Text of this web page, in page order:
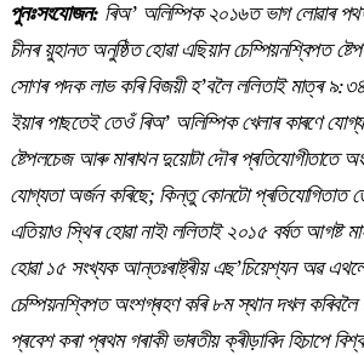
পুনঃসংযোজন: ৰিঅ’ অলিম্পিক ২০১৬ত ভাগ লোৱাৰ
চীনৰ য়ুহানত অনুষ্ঠিত হোৱা এছিয়ান চেম্পিয়নশ্বিপত
সোণৰ পদক লাভ কৰি বিজয়ী হ’বলৈ ললিতাই মাত্ৰ
ইয়াৰ পাছতেই তেওঁ ৰিঅ’ অলিম্পিক খেলাৰ কাৰণে
ষ্টেপলচেজ আৰু মাৰাথন দুয়োটা দৌৰ প্ৰতিযোগীতাতে
যোগ্যতা অৰ্জন কৰিছে; কিন্তু কোনটো প্ৰতিযোগিতাত
এতিয়াও স্থিৰ হোৱা নাই৷ ললিতাই ২০১৫ বৰ্ষত আগষ্ট
হোৱা ১৫ সংখ্যক আন্তঃৰাষ্ট্ৰীয় এছ’চিয়েশ্যন অৱ
চেম্পিয়নশ্বিপত অংশগ্ৰহণ কৰি ৮ম স্থান দখল
প্ৰবেশ কৰা প্ৰথম গৰাকী ভাৰতীয় ক্ৰীড়াবিদ হিচাপে